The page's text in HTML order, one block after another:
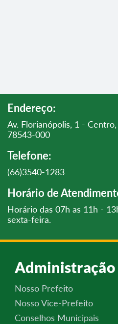
Endereço:
Av. Florianópolis, 1 -
78543-000
Telefone:
(66)3540-1283
Horário de
Horário das 07h as 11h -
sexta-feira.
Administração
Nosso Prefeito
Nosso Vice-Prefeito
Conselhos Municipais